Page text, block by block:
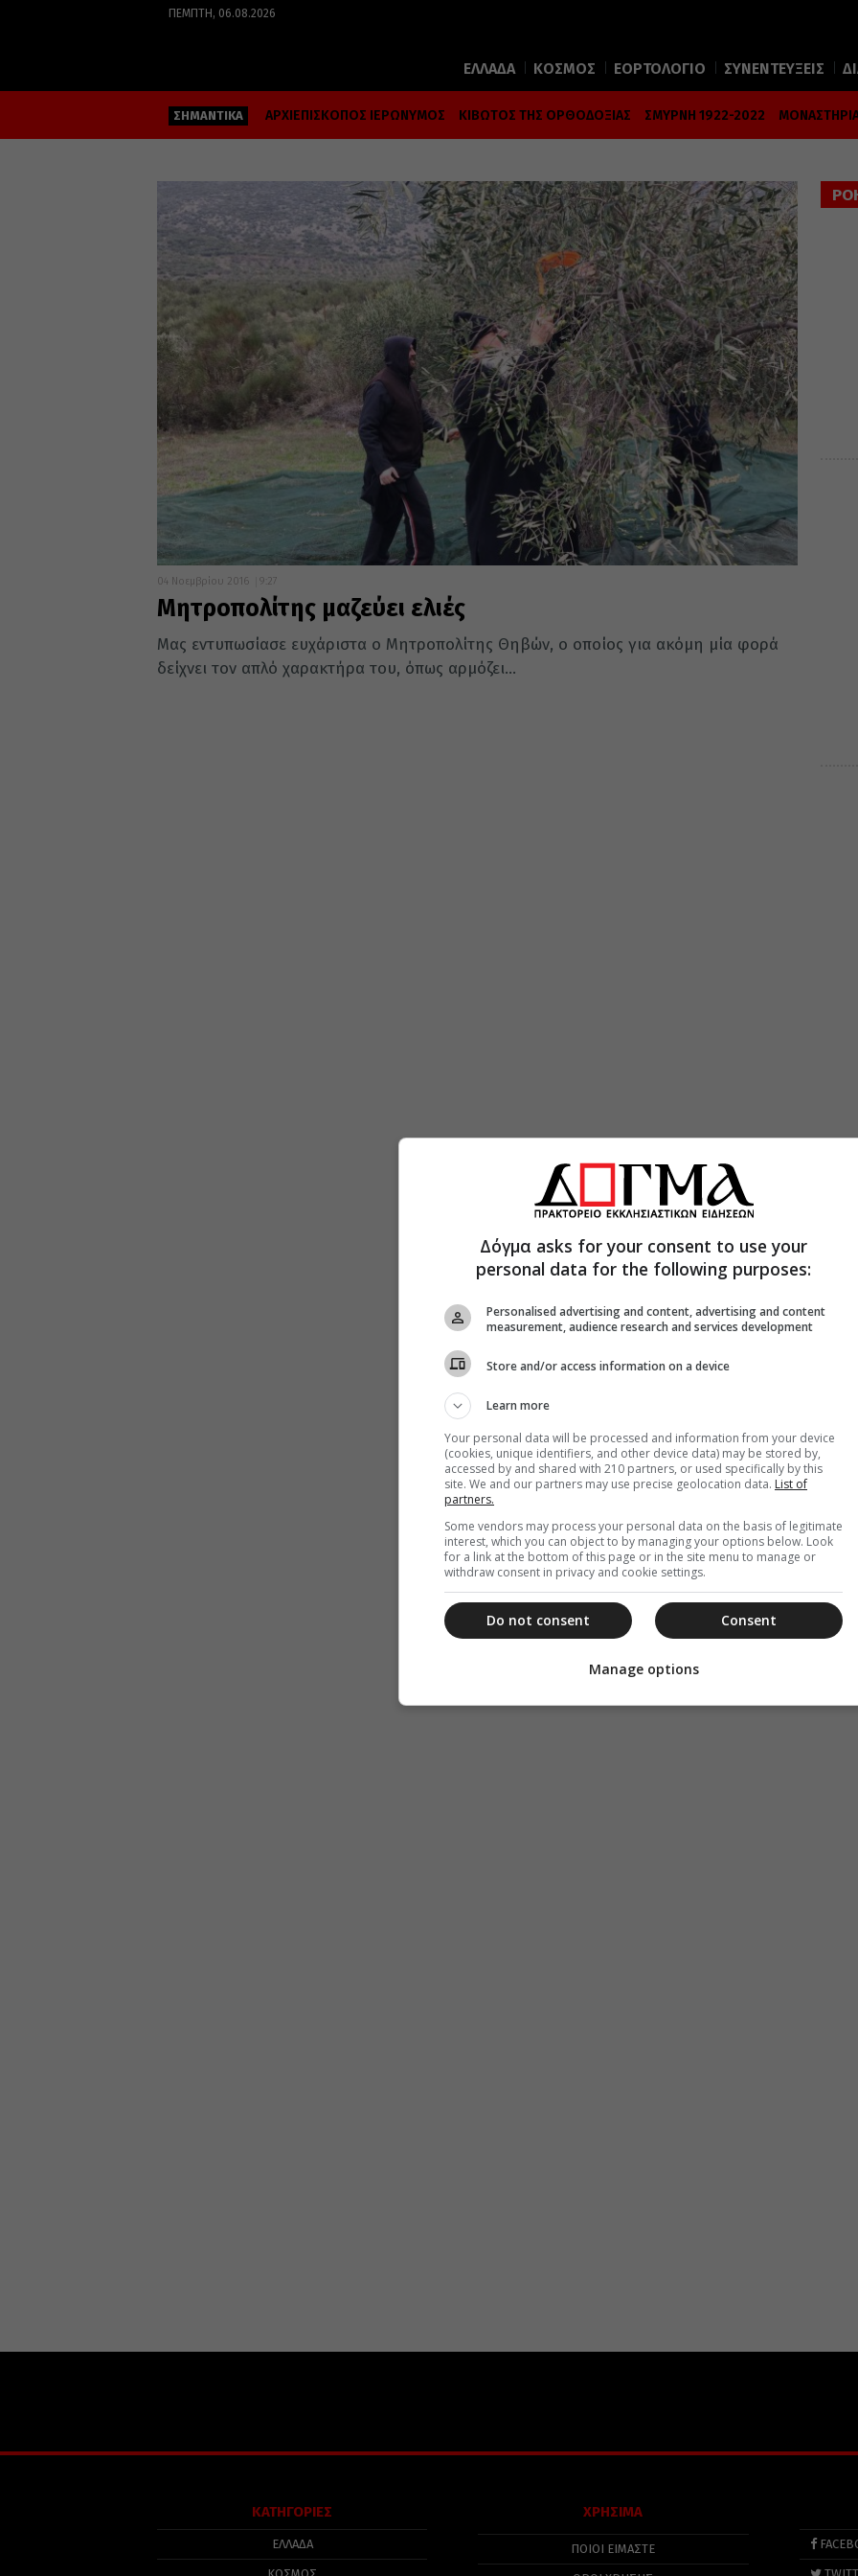
ΠΈΜΠΤΗ, 06.08.2026
ΕΛΛΑΔΑ ΚΟΣΜΟΣ ΕΟΡΤΟΛΟΓΙΟ ΣΥΝΕΝΤΕΥΞΕΙΣ
ΣΗΜΑΝΤΙΚΑ ΑΡΧΙΕΠΙΣΚΟΠΟΣ ΙΕΡΩΝΥΜΟΣ ΚΙΒΩΤΟΣ ΤΗΣ ΟΡΘΟΔΟΞΙΑΣ ΣΜΥΡΝΗ 1922-2022
04 Νοεμβρίου 2016 9:27
Μητροπολίτης μαζεύει ελιές
Μας εντυπωσίασε ευχάριστα ο Μητροπολίτης Θηβών, ο οποίος για ακόμη μία φορά
δείχνει τον απλό χαρακτήρα του, όπως αρμόζει...
ΚΑΤΗΓΟΡΙΕΣ
ΕΛΛΑΔΑ
ΧΡΗΣΙΜΑ
ΠΟΙΟΙ ΕΙΜΑΣΤΕ
Δόγμα asks for your consent to use your
personal data for the following purposes:
Personalised advertising and content, advertising and content
measurement, audience research and services development
Store and/or access information on a device
Learn more
Your personal data will be processed and information from your device
(cookies, unique identifiers, and other device data) may be stored by,
accessed by and shared with 210 partners, or used specifically by this
site. We and our partners may use precise geolocation data. List of
partners.
Some vendors may process your personal data on the basis of legitimate
interest, which you can object to by managing your options below. Look
for a link at the bottom of this page or in the site menu to manage or
withdraw consent in privacy and cookie settings.
Consent
Do not consent
Manage options